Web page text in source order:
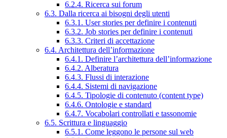
6.2.4. Ricerca sui forum
6.3. Dalla ricerca ai bisogni degli utenti
6.3.1. User stories per definire i contenuti
6.3.2. Job stories per definire i contenuti
6.3.3. Criteri di accettazione
6.4. Architettura dell’informazione
6.4.1. Definire l’architettura dell’informazione
6.4.2. Alberatura
6.4.3. Flussi di interazione
6.4.4. Sistemi di navigazione
6.4.5. Tipologie di contenuto (content type)
6.4.6. Ontologie e standard
6.4.7. Vocabolari controllati e tassonomie
6.5. Scrittura e linguaggio
6.5.1. Come leggono le persone sul web